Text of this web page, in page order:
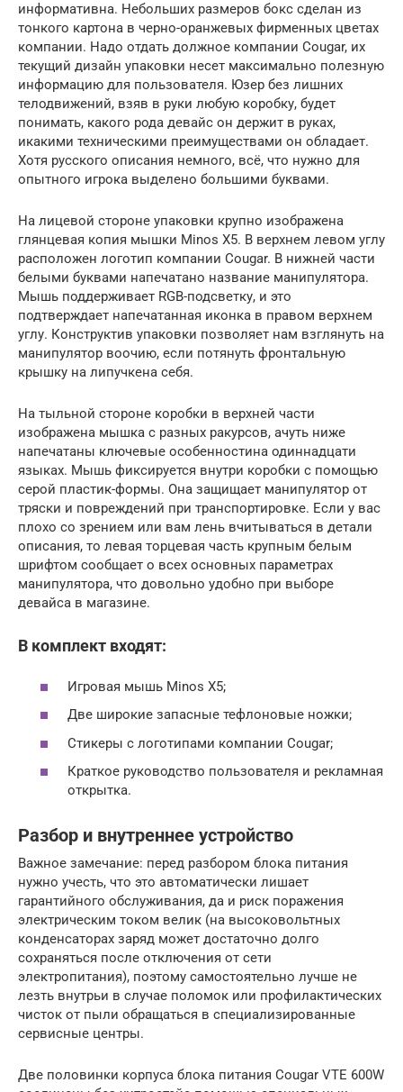
информативна. Небольших размеров бокс сделан из
тонкого картона в черно-оранжевых фирменных цветах
компании. Надо отдать должное компании Cougar, их
текущий дизайн упаковки несет максимально полезную
информацию для пользователя. Юзер без лишних
телодвижений, взяв в руки любую коробку, будет
понимать, какого рода девайс он держит в руках,
икакими техническими преимуществами он обладает.
Хотя русского описания немного, всё, что нужно для
опытного игрока выделено большими буквами.
На лицевой стороне упаковки крупно изображена
глянцевая копия мышки Minos X5. В верхнем левом углу
расположен логотип компании Cougar. В нижней части
белыми буквами напечатано название манипулятора.
Мышь поддерживает RGB-подсветку, и это
подтверждает напечатанная иконка в правом верхнем
углу. Конструктив упаковки позволяет нам взглянуть на
манипулятор воочию, если потянуть фронтальную
крышку на липучкена себя.
На тыльной стороне коробки в верхней части
изображена мышка с разных ракурсов, ачуть ниже
напечатаны ключевые особенностина одиннадцати
языках. Мышь фиксируется внутри коробки с помощью
серой пластик-формы. Она защищает манипулятор от
тряски и повреждений при транспортировке. Если у вас
плохо со зрением или вам лень вчитываться в детали
описания, то левая торцевая часть крупным белым
шрифтом сообщает о всех основных параметрах
манипулятора, что довольно удобно при выборе
девайса в магазине.
В комплект входят:
Игровая мышь Minos X5;
Две широкие запасные тефлоновые ножки;
Стикеры с логотипами компании Cougar;
Краткое руководство пользователя и рекламная
открытка.
Разбор и внутреннее устройство
Важное замечание: перед разбором блока питания
нужно учесть, что это автоматически лишает
гарантийного обслуживания, да и риск поражения
электрическим током велик (на высоковольтных
конденсаторах заряд может достаточно долго
сохраняться после отключения от сети
электропитания), поэтому самостоятельно лучше не
лезть внутрьи в случае поломок или профилактических
чисток от пыли обращаться в специализированные
сервисные центры.
Две половинки корпуса блока питания Cougar VTE 600W